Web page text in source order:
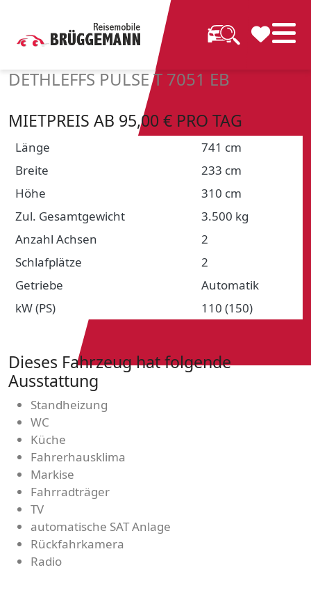
DETHLEFFS PULSE T 7051 EB
MIETPREIS AB 95,00 € PRO TAG
Länge
741 cm
Breite
233 cm
Höhe
310 cm
Zul. Gesamtgewicht
3.500 kg
Anzahl Achsen
2
Schlafplätze
2
Getriebe
Automatik
kW (PS)
110 (150)
Dieses Fahrzeug hat folgende
Ausstattung
Standheizung
WC
Küche
Fahrerhausklima
Markise
Fahrradträger
TV
automatische SAT Anlage
Rückfahrkamera
Radio